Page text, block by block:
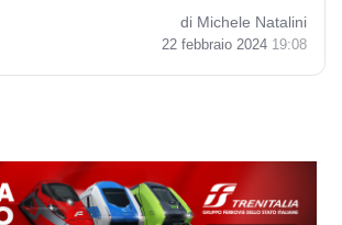
di Michele Natalini
22 febbraio 2024 19:08